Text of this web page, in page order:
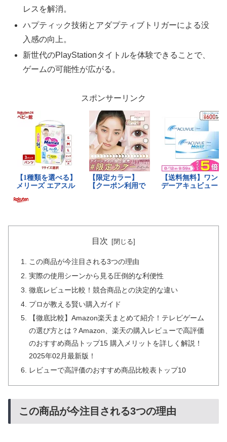
レスを解消。
ハプティック技術とアダプティブトリガーによる没
入感の向上。
新世代のPlayStationタイトルを体験できることで、
ゲームの可能性が広がる。
スポンサーリンク
目次
この商品が今注目される3つの理由
実際の使用シーンから見る圧倒的な利便性
徹底レビュー比較！競合商品との決定的な違い
プロが教える賢い購入ガイド
【徹底比較】Amazon楽天まとめて紹介！テレビゲーム
の選び方とは？Amazon、楽天の購入レビューで高評価
のおすすめ商品トップ15 購入メリットを詳しく解説！
2025年02月最新版！
レビューで高評価のおすすめ商品比較表トップ10
この商品が今注目される3つの理由